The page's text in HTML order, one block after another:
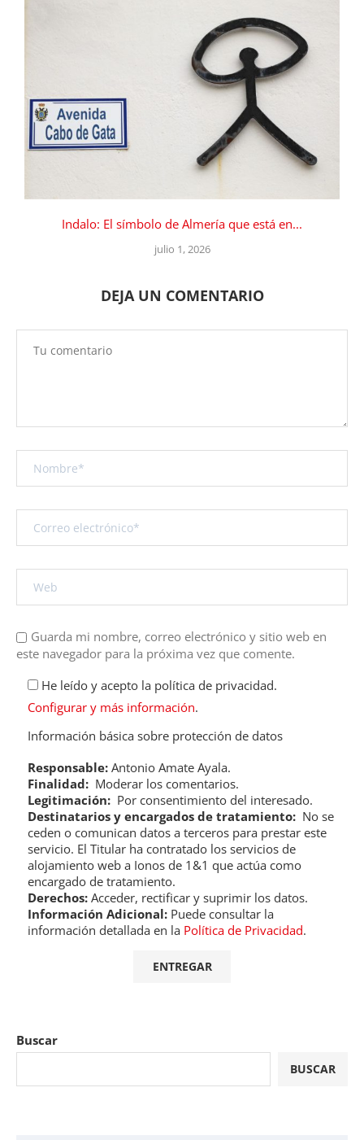
Indalo: El símbolo de Almería que está en...
julio 1, 2026
DEJA UN COMENTARIO
Guarda mi nombre, correo electrónico y sitio web en
este navegador para la próxima vez que comente.
He leído y acepto la política de privacidad.
Configurar y más información.
Información básica sobre protección de datos
Responsable: Antonio Amate Ayala.
Finalidad: Moderar los comentarios.
Legitimación: Por consentimiento del interesado.
Destinatarios y encargados de tratamiento: No se
ceden o comunican datos a terceros para prestar este
servicio. El Titular ha contratado los servicios de
alojamiento web a Ionos de 1&1 que actúa como
encargado de tratamiento.
Derechos: Acceder, rectificar y suprimir los datos.
Información Adicional: Puede consultar la
información detallada en la Política de Privacidad.
Buscar
BUSCAR